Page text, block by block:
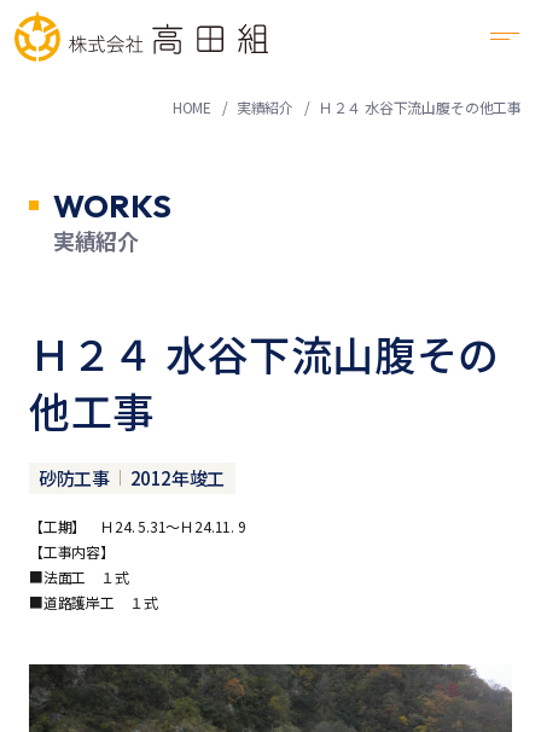
HOME 実績紹介 Ｈ２４ 水谷下流山腹その他工事
WORKS
実績紹介
Ｈ２４ 水谷下流山腹その
他工事
砂防工事 2012年竣工
【工期】 Ｈ24. 5.31～Ｈ24.11. 9
【工事内容】
■法面工 １式
■道路護岸工 １式